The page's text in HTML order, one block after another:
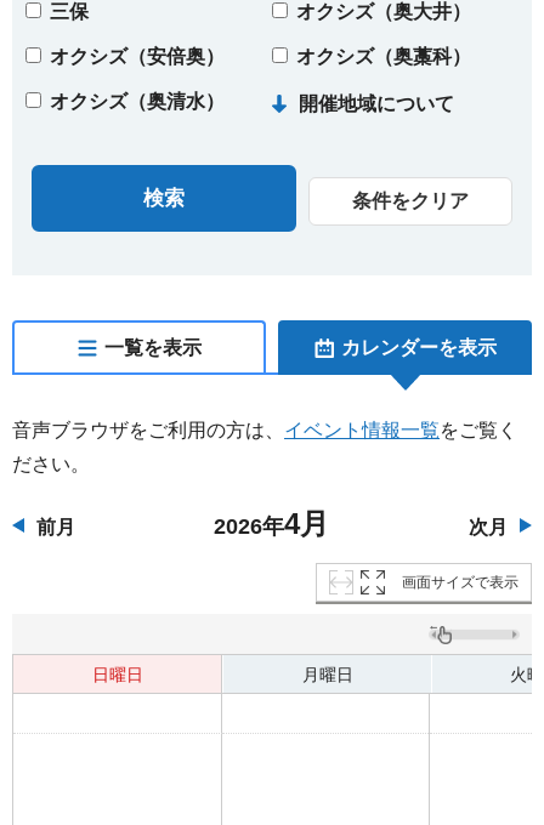
三保 オクシズ（奥大井）
オクシズ（安倍奥） オクシズ（奥藁科）
オクシズ（奥清水） 開催地域について
条件をクリア
一覧を表示 カレンダーを表示
音声ブラウザをご利用の方は、 イベント情報一覧をご覧く
ださい。
前月 2026年4月 次月
画面サイズで表示
日曜日 月曜日 火